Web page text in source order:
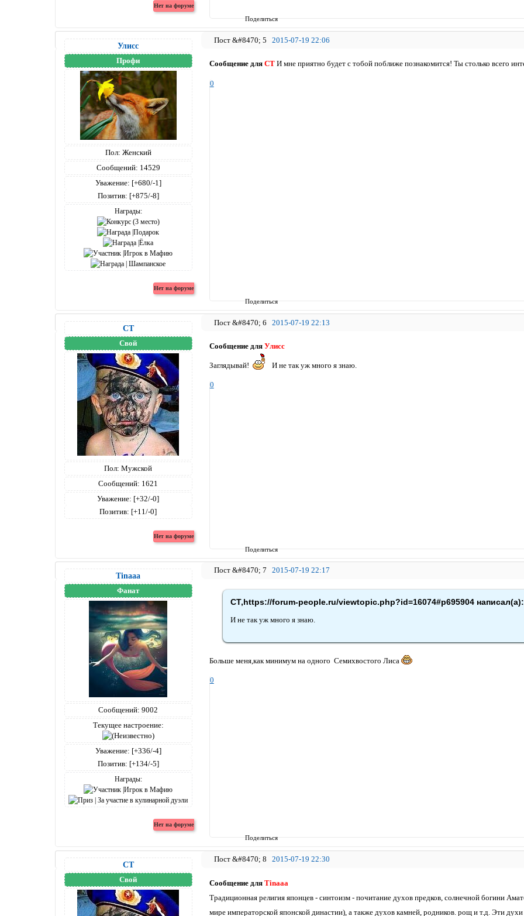
Поделиться
Поделиться
5 2015-07-19 22:06
Улисс
Профи
Пол: Женский
Сообщений: 14529
Уважение: [+680/-1]
Позитив: [+875/-8]
Награды:
Сообщение для СТ И мне приятно будет с тобой поближе познакомится! Ты столько всего
0
Поделиться
6 2015-07-19 22:13
СТ
Свой
Пол: Мужской
Сообщений: 1621
Уважение: [+32/-0]
Позитив: [+11/-0]
Сообщение для Улисс
Заглядывай! И не так уж много я знаю.
0
Поделиться
7 2015-07-19 22:17
Tinaaa
Фанат
Сообщений: 9002
Текущее настроение:
Уважение: [+336/-4]
Позитив: [+134/-5]
Награды:
СТ,https://forum-people.ru/viewtopic.php?id=16074#p695904 написал(а):
И не так уж много я знаю.
Больше меня,как минимум на одного Семихвостого Лиса
0
8 2015-07-19 22:30
СТ
Свой Сообщение для Tinaaa
Традиционная религия японцев - синтоизм - почитание духов предков, солнечной богини
мире императорской японской династии), а также духов камней, родников. рощ и т.д. Эти